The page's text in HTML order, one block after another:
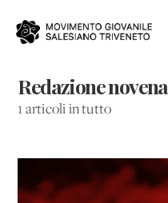
Redazione novena
1 articoli in tutto